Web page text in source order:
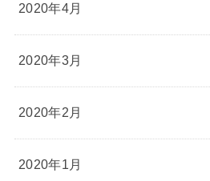
2020年4月
2020年3月
2020年2月
2020年1月